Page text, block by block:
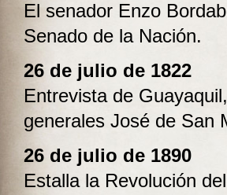
El senador Enzo
Senado de la Nación.
26 de julio de 1822
Entrevista de
generales José de San
26 de julio de 1890
Estalla la Revolución